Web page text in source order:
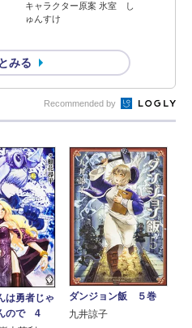
キャラクター原案 氷室 し
ゅんすけ
みる
Recommended by
は勇者じゃ
ので 4
ダンジョン飯 ５巻
九井諒子